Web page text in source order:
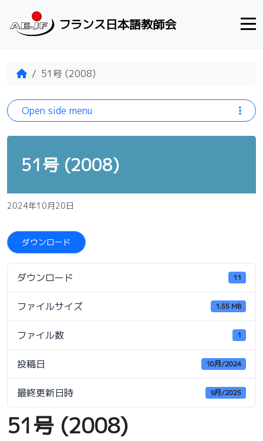
フランス日本語教師会
Home51号 (2008)
51号 (2008)
2024年10月20日
ダウンロード
ダウンロード 11
ファイルサイズ 1.55 MB
ファイル数 1
投稿日 10月/2024
最終更新日時 9月/2025
51号 (2008)
Open side menu